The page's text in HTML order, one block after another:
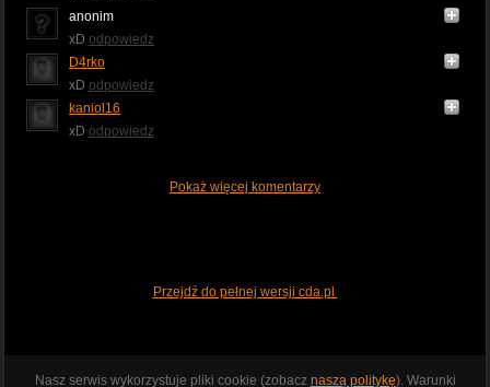
anonim
xD odpowiedz
D4rko
xD odpowiedz
kaniol16
xD odpowiedz
Pokaż więcej komentarzy
Przejdź do pełnej wersji cda.pl
Nasz serwis wykorzystuje pliki cookie (zobacz naszą politykę). Warunki